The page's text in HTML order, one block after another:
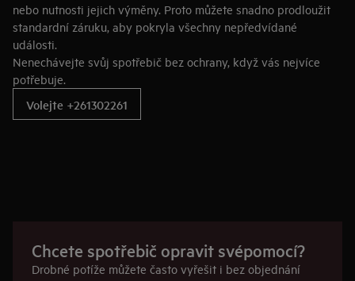
nebo nutnosti jejich výměny. Proto můžete snadno prodloužit
standardní záruku, aby pokryla všechny nepředvídané
události.
Nenechávejte svůj spotřebič bez ochrany, když vás nejvíce
potřebuje.
Volejte +261302261
Chcete spotřebič opravit svépomocí?
Drobné potíže můžete často vyřešit i bez objednání